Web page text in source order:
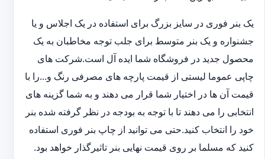
یک بنر فوری در سایز بزرگ برای استفاده در یک اجلاس و یا
جشنواره و یک بنر متوسط برای جلب توجه مخاطبان به یک
محصول جدید در فروشگاه شما ایده آل است.شرکت های
چاپی عموما لیستی از قیمت پارچه های مصرفی رنگ و...را با
قیمت آن ها در اختیار شما قرار می دهند و به شما گزینه های
انتخابی را می دهند تا با توجه به بودجه در نظر گرفته شده بنر
خود را انتخاب کنید.حتی می توانید از چاپ بنر فوری استفاده
کنید که مسلما بر روی قیمت نهایی بنر تاثیرگذار خواهد بود.